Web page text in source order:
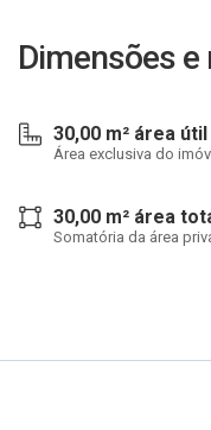
Dimensões
30,00 m² área útil
Área exclusiva do
30,00 m² área
Somatória da área